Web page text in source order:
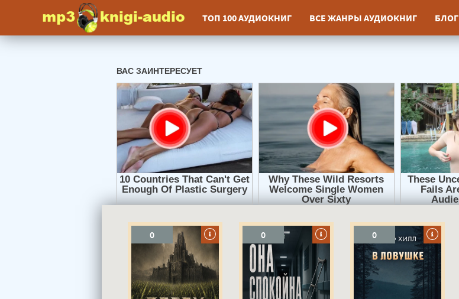
ТОП 100 АУДИОКНИГ ВСЕ ЖАНРЫ АУДИОКНИГ БЛОГ
0 0 0